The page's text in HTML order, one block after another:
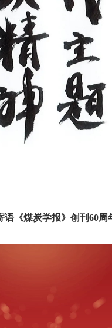
语《煤炭学报》创刊60周